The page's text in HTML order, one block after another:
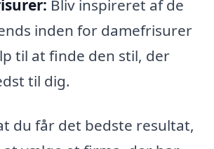
Bliv inspireret af de
inden for damefrisurer
til at finde den stil, der
til dig.
du får det bedste resultat,